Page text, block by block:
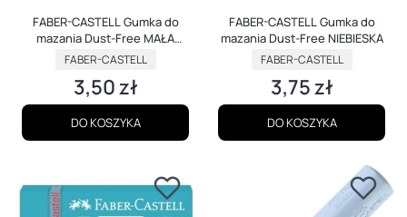
FABER-CASTELL Gumka do
mazania Dust-Free MAŁA
CZARNA
PRODUCENT
FABER-CASTELL
Cena
3,50 zł
DO KOSZYKA
FABER-CASTELL Gumka do
mazania Dust-Free NIEBIESKA
PRODUCENT
FABER-CASTELL
Cena
3,75 zł
DO KOSZYKA